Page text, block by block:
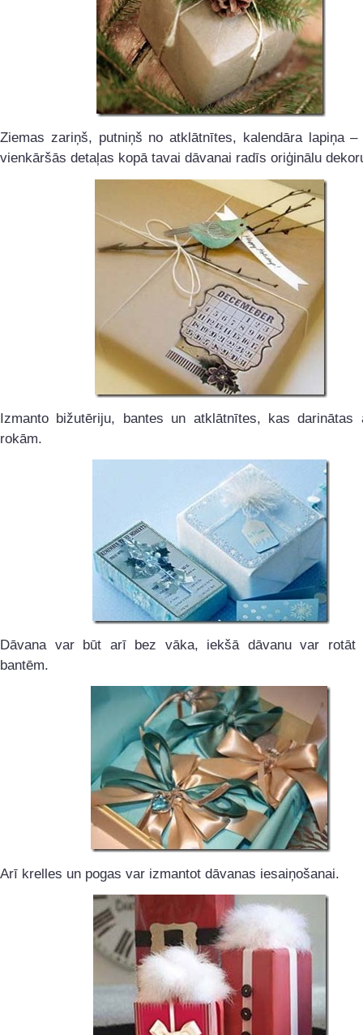
Ziemas zariņš, putniņš no atklātnītes, kalendāra lapiņa
vienkāršās detaļas kopā tavai dāvanai radīs oriģinālu
Izmanto bižutēriju, bantes un atklātnītes, kas darinātas
rokām.
Dāvana var būt arī bez vāka, iekšā dāvanu var rotāt
bantēm.
Arī krelles un pogas var izmantot dāvanas iesaiņošanai.